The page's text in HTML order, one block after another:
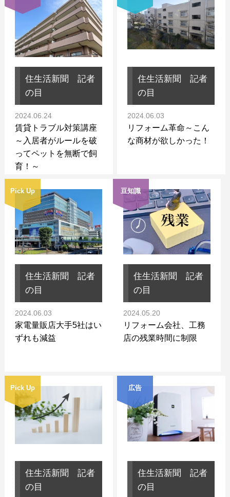
住生活新聞 記者
の目
2024.06.24
賃貸トラブル対策講座
～入居者がルールを破
ってペットを無断で飼
育！～
住生活新聞 記者
の目
2024.06.03
リフォーム革命～こん
な商材が欲しかった！
Pick Up
住生活新聞 記者
の目
2024.06.03
家電量販店大手5社はい
ずれも減益
豆知識
住生活新聞 記者
の目
2024.05.20
リフォーム会社、工務
店の残業時間に制限
Pick Up
住生活新聞 記者
の目
広告
住生活新聞 記者
の目